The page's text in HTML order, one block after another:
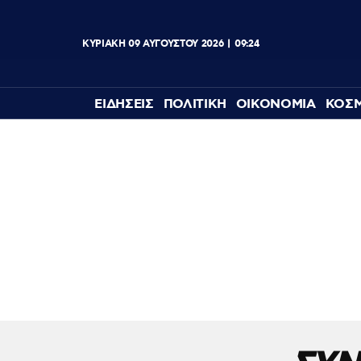
ΚΥΡΙΑΚΗ 09 ΑΥΓΟΥΣΤΟΥ 2026 09:24
ΕΙΔΗΣΕΙΣ ΠΟΛΙΤΙΚΗ ΟΙΚΟΝΟΜΙΑ